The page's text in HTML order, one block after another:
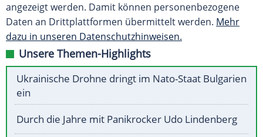
angezeigt werden. Damit können personenbezogene
Daten an Drittplattformen übermittelt werden. Mehr
dazu in unseren Datenschutzhinweisen.
Unsere Themen-Highlights
Ukrainische Drohne dringt im Nato-Staat Bulgarien
ein
Durch die Jahre mit Panikrocker Udo Lindenberg